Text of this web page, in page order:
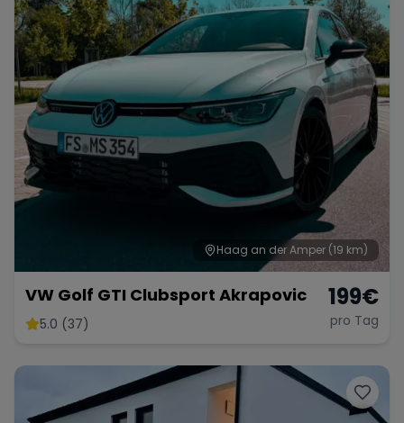
Haag an der Amper (19 km)
VW Golf GTI Clubsport Akrapovic
5.0 (37)
199€
pro Tag